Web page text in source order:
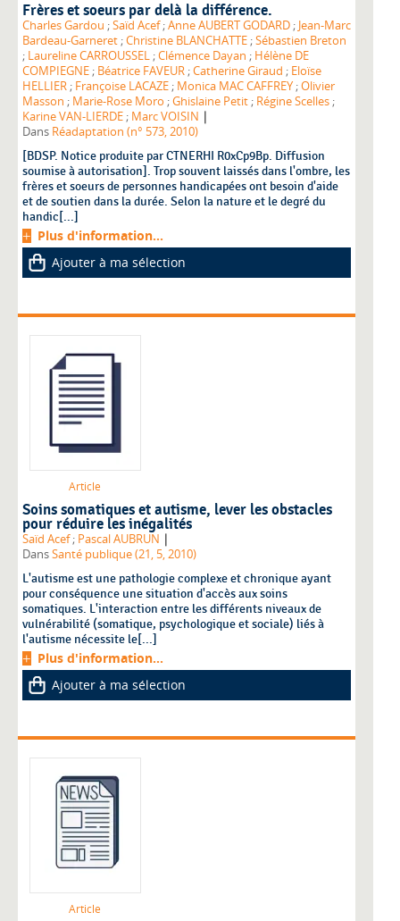
Frères et soeurs par delà la différence.
Charles Gardou ;Saïd Acef ;Anne AUBERT GODARD ; Jean-Marc
Bardeau-Garneret ;Christine BLANCHATTE ;Sébastien Breton
; Laureline CARROUSSEL ;Clémence Dayan ; Hélène DE
COMPIEGNE ; Béatrice FAVEUR ;Catherine Giraud ; Eloïse
HELLIER ; Françoise LACAZE ; Monica MAC CAFFREY ;Olivier
Masson ; Marie-Rose Moro ;Ghislaine Petit ; Régine Scelles ;
Karine VAN-LIERDE ; Marc VOISIN |
Dans Réadaptation (n° 573, 2010)
[BDSP. Notice produite par CTNERHI R0xCp9Bp. Diffusion
soumise à autorisation]. Trop souvent laissés dans l'ombre, les
frères et soeurs de personnes handicapées ont besoin d'aide
et de soutien dans la durée. Selon la nature et le degré du
handic[...]
Plus d'information...
Ajouter à ma sélection
Article
Soins somatiques et autisme, lever les obstacles
pour réduire les inégalités
Saïd Acef ; Pascal AUBRUN |
DansSanté publique (21, 5, 2010)
L'autisme est une pathologie complexe et chronique ayant
pour conséquence une situation d'accès aux soins
somatiques. L'interaction entre les différents niveaux de
vulnérabilité (somatique, psychologique et sociale) liés à
l'autisme nécessite le[...]
Plus d'information...
Ajouter à ma sélection
Article